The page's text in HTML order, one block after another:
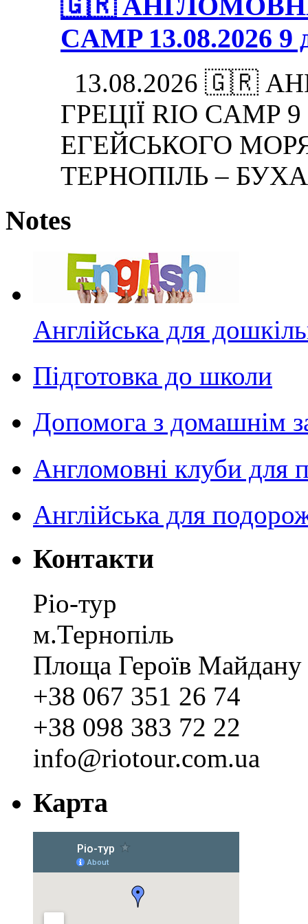
CAMP 13.08.2026 9
13.08.2026 🇬🇷
ГРЕЦІЇ RIO CAMP 9
ЕГЕЙСЬКОГО
ТЕРНОПІЛЬ –
Notes
Англійська для
Підготовка до школи
Допомога з домашнім
Англомовні клуби для
Англійська для
Контакти
Ріо-тур
м.Тернопіль
Площа Героїв
+38 067 351 26 74
+38 098 383 72 22
info@riotour.com.ua
Карта